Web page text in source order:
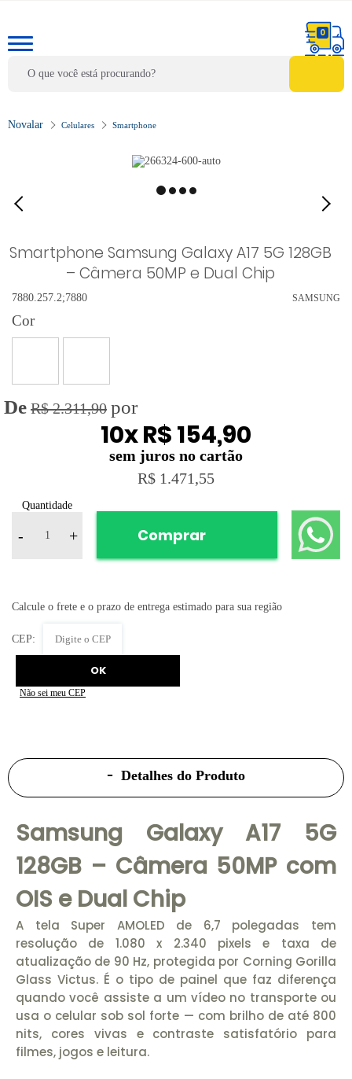
0
Celulares Smartphone
Smartphone Samsung Galaxy A17 5G 128GB
– Câmera 50MP e Dual Chip
SAMSUNG
7880.257.2;7880
Cor
R$ 2.311,90
10xR$ 154,90
R$ 1.471,55
Quantidade
- + Comprar
Não sei meu CEP
Detalhes do Produto
Samsung Galaxy A17 5G
128GB – Câmera 50MP com
OIS e Dual Chip
A tela Super AMOLED de 6,7 polegadas tem
resolução de 1.080 x 2.340 pixels e taxa de
atualização de 90 Hz, protegida por Corning Gorilla
Glass Victus. É o tipo de painel que faz diferença
quando você assiste a um vídeo no transporte ou
usa o celular sob sol forte — com brilho de até 800
nits, cores vivas e contraste satisfatório para
filmes, jogos e leitura.